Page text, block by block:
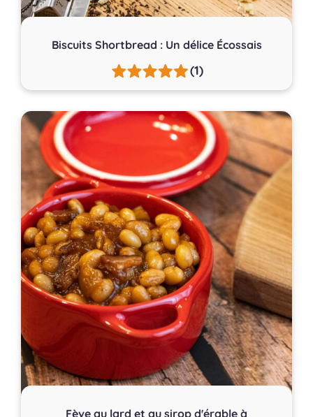
Biscuits Shortbread : Un délice Écossais
(1)
Fève au lard et au sirop d'érable à